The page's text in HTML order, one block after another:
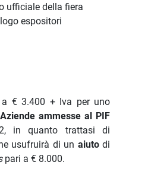
ufficiale della fiera
espositori
€ 3.400 + Iva per uno
Aziende ammesse al PIF
in quanto trattasi di
usufruirà di un aiutodi
pari a € 8.000.